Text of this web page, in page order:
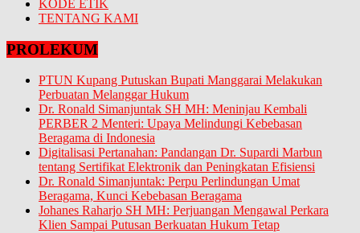
KODE ETIK
TENTANG KAMI
PROLEKUM
PTUN Kupang Putuskan Bupati Manggarai Melakukan
Perbuatan Melanggar Hukum
Dr. Ronald Simanjuntak SH MH: Meninjau Kembali
PERBER 2 Menteri: Upaya Melindungi Kebebasan
Beragama di Indonesia
Digitalisasi Pertanahan: Pandangan Dr. Supardi Marbun
tentang Sertifikat Elektronik dan Peningkatan Efisiensi
Dr. Ronald Simanjuntak: Perpu Perlindungan Umat
Beragama, Kunci Kebebasan Beragama
Johanes Raharjo SH MH: Perjuangan Mengawal Perkara
Klien Sampai Putusan Berkuatan Hukum Tetap